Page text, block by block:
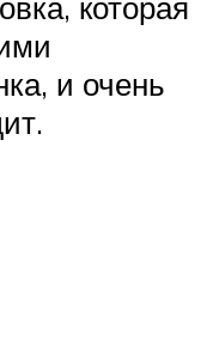
и очень